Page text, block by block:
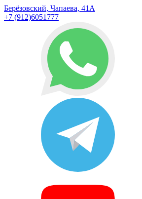
Берёзовский, Чапаева, 41А
+7 (912)6051777